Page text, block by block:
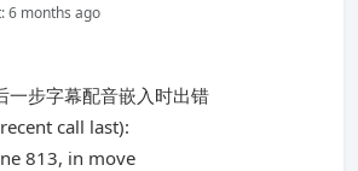
6 months ago
一步字幕配音嵌入时出错
call last):
813, in move